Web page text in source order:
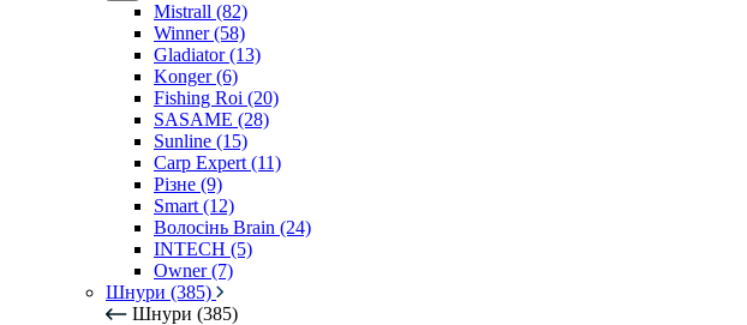
Mistrall (82)
Winner (58)
Gladiator (13)
Konger (6)
Fishing Roi (20)
SASAME (28)
Sunline (15)
Carp Expert (11)
Різне (9)
Smart (12)
Волосінь Brain (24)
INTECH (5)
Owner (7)
Шнури (385)
Шнури (385)